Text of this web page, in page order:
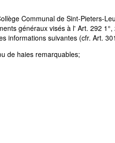
Communal de Sint-Pieters-
généraux visés à l' Art. 292 1°,
informations suivantes (cfr. Art.
de haies remarquables;